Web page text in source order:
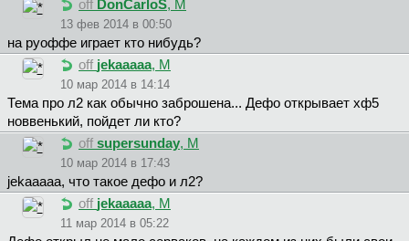
off DonCarloS, М
13 фев 2014 в 00:50
на руоффе играет кто нибудь?
off jekaaaaa, М
10 мар 2014 в 14:14
Тема про л2 как обычно заброшена... Дефо открывает хф5
новвенький, пойдет ли кто?
off supersunday, М
10 мар 2014 в 17:43
jekaaaaa, что такое дефо и л2?
off jekaaaaa, М
11 мар 2014 в 05:22